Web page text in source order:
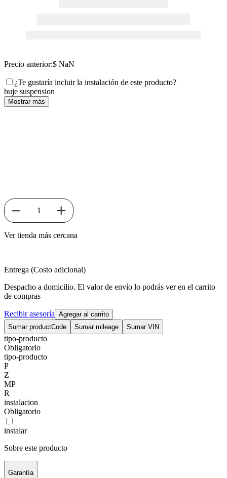
Precio anterior:$ NaN
¿Te gustaría incluir la instalación de este producto?
buje suspension
Mostrar más
1
Ver tienda más cercana
Entrega (Costo adicional)
Despacho a domicilio. El valor de envío lo podrás ver en el carrito
de compras
Recibir asesoría Agregar al carrito
Sumar productCode
Sumar mileage Sumar VIN
tipo-producto
Obligatorio
tipo-producto
P
Z
MP
R
instalacion
Obligatorio
instalar
Sobre este producto
Garantía